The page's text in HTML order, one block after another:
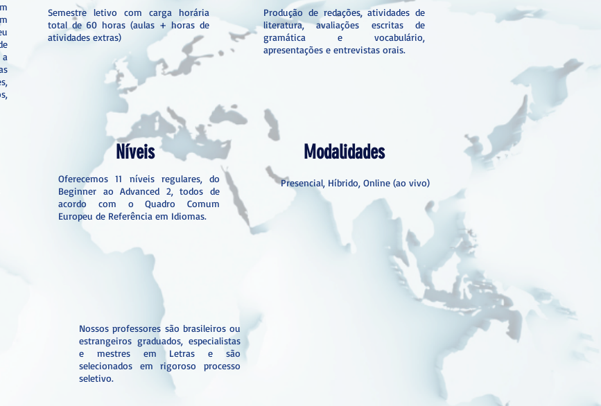
Semestre letivo com carga horária
total de 60 horas (aulas + horas de
atividades extras)
Níveis
Oferecemos 11 níveis regulares, do
Beginner ao Advanced 2, todos de
acordo com o Quadro Comum
Europeu de Referência em Idiomas.
Produção de redações, atividades de
literatura, avaliações escritas de
gramática e vocabulário,
apresentações e entrevistas orais.
Modalidades
Presencial, Híbrido, Online (ao vivo)
Nossos professores são brasileiros ou
estrangeiros graduados, especialistas
e mestres em Letras e são
selecionados em rigoroso processo
seletivo.